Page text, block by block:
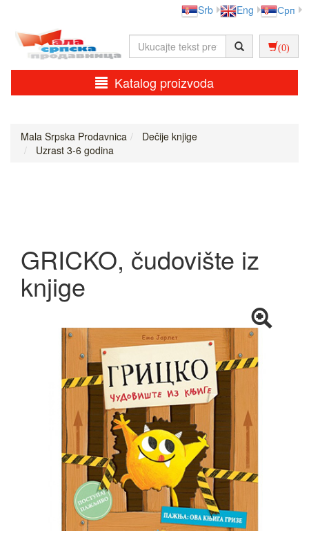
Srb Eng Срп
(0)
Katalog proizvoda
Mala Srpska Prodavnica
Dečije knjige
Uzrast 3-6 godina
GRICKO, čudovište iz
knjige